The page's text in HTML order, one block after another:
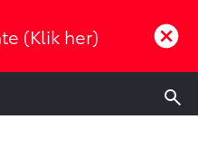
(Klik her)